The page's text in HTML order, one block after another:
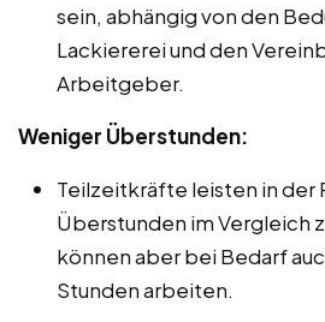
sein, abhängig von den
Lackiererei und den
Arbeitgeber.
Weniger Überstunden:
Teilzeitkräfte leisten in der
Überstunden im Vergleich
können aber bei Bedarf
Stunden arbeiten.